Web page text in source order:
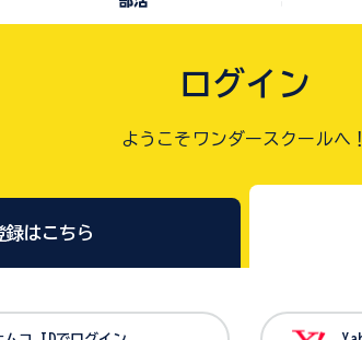
ログイン
ようこそワンダースクールへ！
録はこちら